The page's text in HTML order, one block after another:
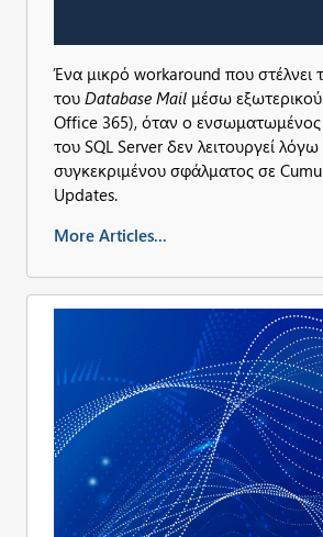
Ένα μικρό workaround που στέλνει
του Database Mail μέσω
Office 365), όταν ο
του SQL Server δεν λειτουργεί λόγω
συγκεκριμένου σφάλματος σε
Updates.
More Articles...